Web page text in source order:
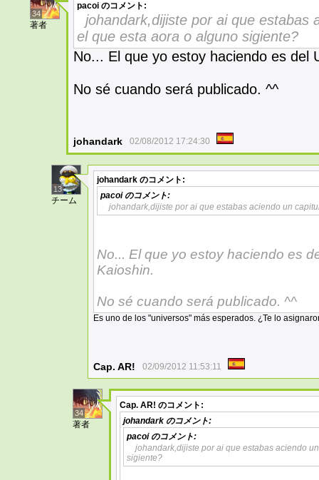
34
著者
pacoi のコメント:
johandark,dijiste por ai que estabas
el que esta aora o alguno sigiente?
No... El que yo estoy haciendo es del
No sé cuando será publicado. ^^
johandark 02/08/2012 17:24:30
13
チーム
johandark のコメント:
pacoiのコメント:
johandark,dijiste por ai que estabas aciendo un
No... El que yo estoy haciendo es
Kaioshin.
No sé cuando será publicado. ^^
Es uno de los "universos" más esperados. ¿Te lo
Cap. AR! 02/09/2012 11:53:11
34
著者
Cap. AR! のコメント:
johandark のコメント:
pacoiのコメント:
johandark,dijiste por ai que estabas aciendo
sigiente?